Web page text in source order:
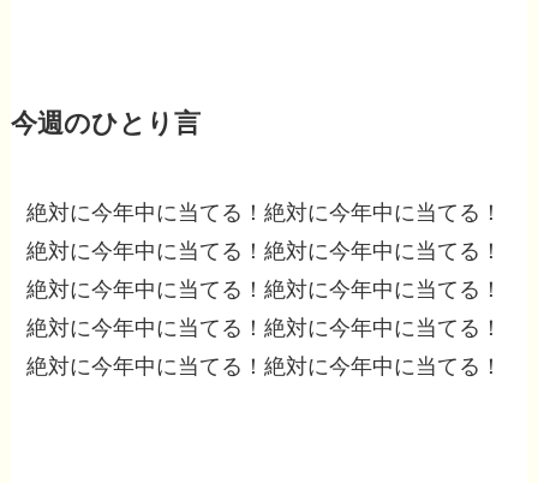
今週のひとり言
絶対に今年中に当てる！絶対に今年中に当てる！
絶対に今年中に当てる！絶対に今年中に当てる！
絶対に今年中に当てる！絶対に今年中に当てる！
絶対に今年中に当てる！絶対に今年中に当てる！
絶対に今年中に当てる！絶対に今年中に当てる！